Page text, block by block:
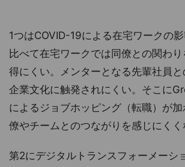
1つはCOVID-19による在宅ワークの
比べて在宅ワークでは同僚との関わ
得にくい。メンターとなる先輩社員と
企業文化に触発されにくい。そこに
によるジョブホッピング（転職）が
僚やチームとのつながりを感じにくく
第2にデジタルトランスフォーメーシ